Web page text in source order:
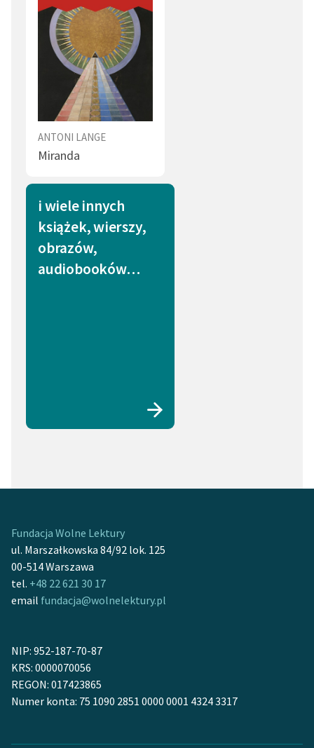
ANTONI LANGE
Miranda
i wiele innych
książek, wierszy,
obrazów,
audiobooków…
Fundacja Wolne Lektury
ul. Marszałkowska 84/92 lok. 125
00-514 Warszawa
tel. +48 22 621 30 17
email fundacja@wolnelektury.pl
NIP: 952-187-70-87
KRS: 0000070056
REGON: 017423865
Numer konta: 75 1090 2851 0000 0001 4324 3317